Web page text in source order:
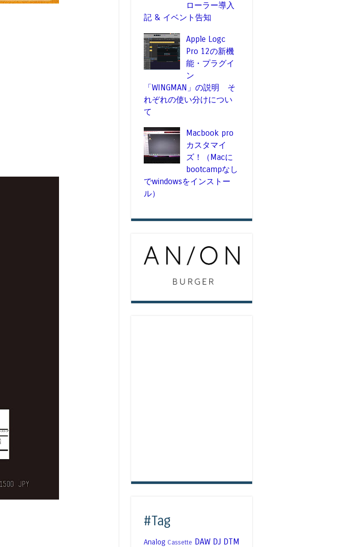
ローラー導入
記 & イベント告知
Apple Logc
Pro 12の新機
能・プラグイ
ン
「WINGMAN」の説明 そ
れぞれの使い分けについ
て
Macbook pro
カスタマイ
ズ！（Macに
bootcampなし
でwindowsをインストー
ル）
#Tag
Analog Cassette DAW DJ DTM